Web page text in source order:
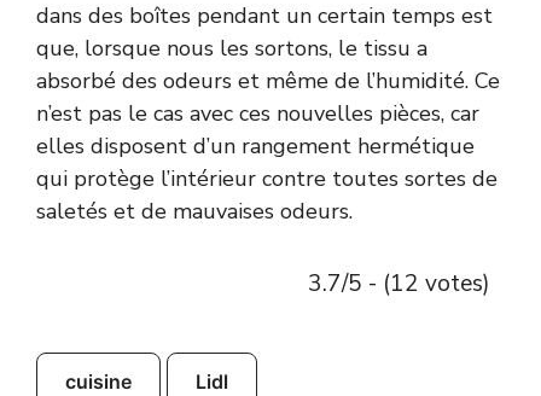
dans des boîtes pendant un certain temps est
que, lorsque nous les sortons, le tissu a
absorbé des odeurs et même de l’humidité. Ce
n’est pas le cas avec ces nouvelles pièces, car
elles disposent d’un rangement hermétique
qui protège l’intérieur contre toutes sortes de
saletés et de mauvaises odeurs.
3.7/5 - (12 votes)
cuisine Lidl